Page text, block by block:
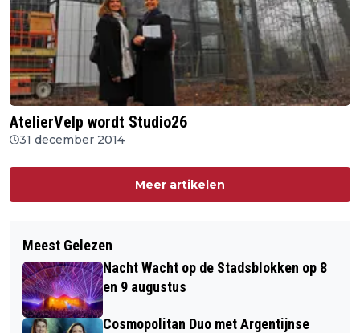
AtelierVelp wordt Studio26
31 december 2014
Meer artikelen
Meest Gelezen
Nacht Wacht op de Stadsblokken op 8
en 9 augustus
Cosmopolitan Duo met Argentijnse